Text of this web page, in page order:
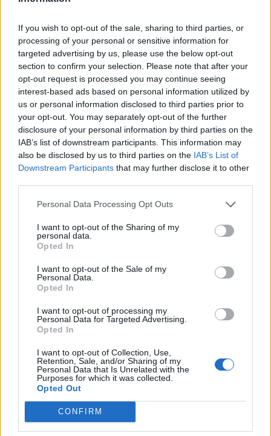
If you wish to opt-out of the sale, sharing to third parties, or
processing of your personal or sensitive information for
targeted advertising by us, please use the below opt-out
section to confirm your selection. Please note that after your
opt-out request is processed you may continue seeing
interest-based ads based on personal information utilized by
us or personal information disclosed to third parties prior to
your opt-out. You may separately opt-out of the further
disclosure of your personal information by third parties on the
IAB’s list of downstream participants. This information may
also be disclosed by us to third parties on the IAB’s List of
Downstream Participants that may further disclose it to other
Personal Data Processing Opt Outs
I want to opt-out of the Sharing of my
personal data.
Opted In
I want to opt-out of the Sale of my
Personal Data.
Opted In
I want to opt-out of processing my
Personal Data for Targeted Advertising.
Opted In
I want to opt-out of Collection, Use,
Retention, Sale, and/or Sharing of my
Personal Data that Is Unrelated with the
Purposes for which it was collected.
Opted Out
CONFIRM
ΜΑΝΙΚΙΟΥΡ ΔΕΡΜΑΤΙΚΑ ΕΞΑΝΘΗΜΑΤΑ
ΑΛΛΕΡΓΙΚΕΣ ΑΝΤΙΔΡΑΣΕΙΣ ΑΛΛΕΡΓΙΕΣ
ΑΚΡΥΛΙΚΑ ΥΛΙΚΑ ΝΥΧΙΑ ΒΕΡΝΙΚΙΑ ΝΥΧΙΩΝ
ΚΑΛΛΥΝΤΙΚΑ ΠΡΟΙΟΝΤΑ ΕΡΕΥΝΑ
ΠΕΡΙΣΣΟΤΕΡΑ ΣΤΗΝ ΙΔΙΑ ΚΑΤΗΓΟΡΙΑ
«βλέπουν» οι γυναίκες; (Έρευνα)
Τριχόπτωση: Η σύγχρονη θεραπεία
που την «φρενάρει» και φέρνει πίσω
τα χαμένα σας μαλλιά